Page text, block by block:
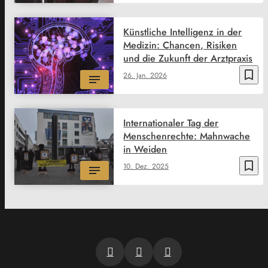
bookmark_border
26. Jan. 2026
Künstliche Intelligenz in der
Medizin: Chancen, Risiken
und die Zukunft der Arztpraxis
bookmark_border
10. Dez. 2025
Internationaler Tag der
Menschenrechte: Mahnwache
in Weiden